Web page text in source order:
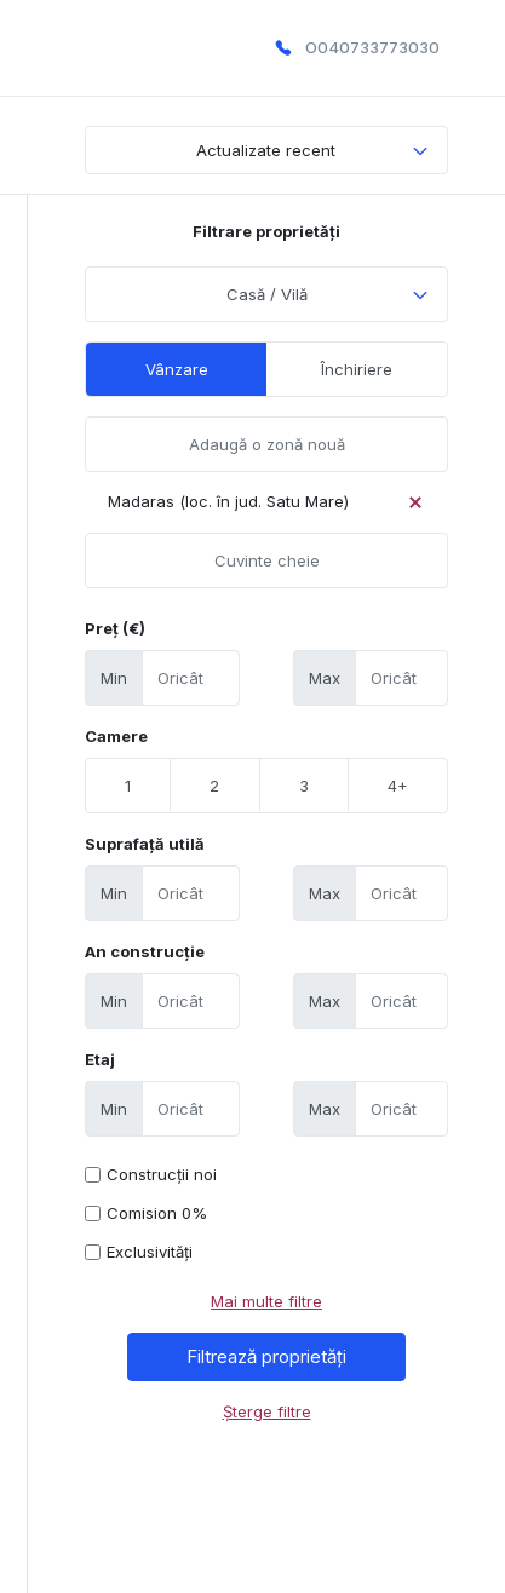
O040733773030
Actualizate recent
Filtrare proprietăți
Casă / Vilă
Vânzare Închiriere
Madaras (loc. în jud. Satu Mare)
Preț (€)
Min Max
Camere
1 2 3 4+
Suprafață utilă
Min Max
An construcție
Min Max
Etaj
Min Max
Construcții noi
Comision 0%
Exclusivități
Mai multe filtre
Șterge filtre